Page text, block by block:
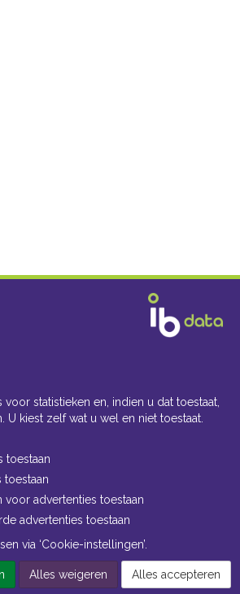
statistieken en, indien u dat toestaat,
U kiest zelf wat u wel en niet toestaat.
toestaan
toestaan
voor advertenties toestaan
advertenties toestaan
via ‘Cookie-instellingen’.
Alles weigeren Alles accepteren